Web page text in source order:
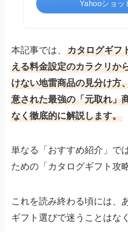
Yahooショッ
本記事では、カタログギフ
える料金設定のカラクリか
けない地雷商品の見分け方
意された最強の「元取れ」
なく徹底的に解説します。
単なる「おすすめ紹介」で
ための「カタログギフト攻
これを読み終わる頃には、
ギフト選びで迷うことはな